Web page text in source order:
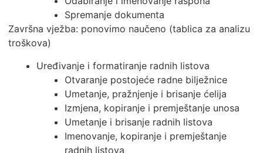
Spremanje dokumenta
Završna vježba: ponovimo naučeno (tablica za analizu
troškova)
Uređivanje i formatiranje radnih listova
Otvaranje postojeće radne bilježnice
Umetanje, pražnjenje i brisanje ćelija
Izmjena, kopiranje i premještanje unosa
Umetanje i brisanje radnih listova
Imenovanje, kopiranje i premještanje
radnih listova